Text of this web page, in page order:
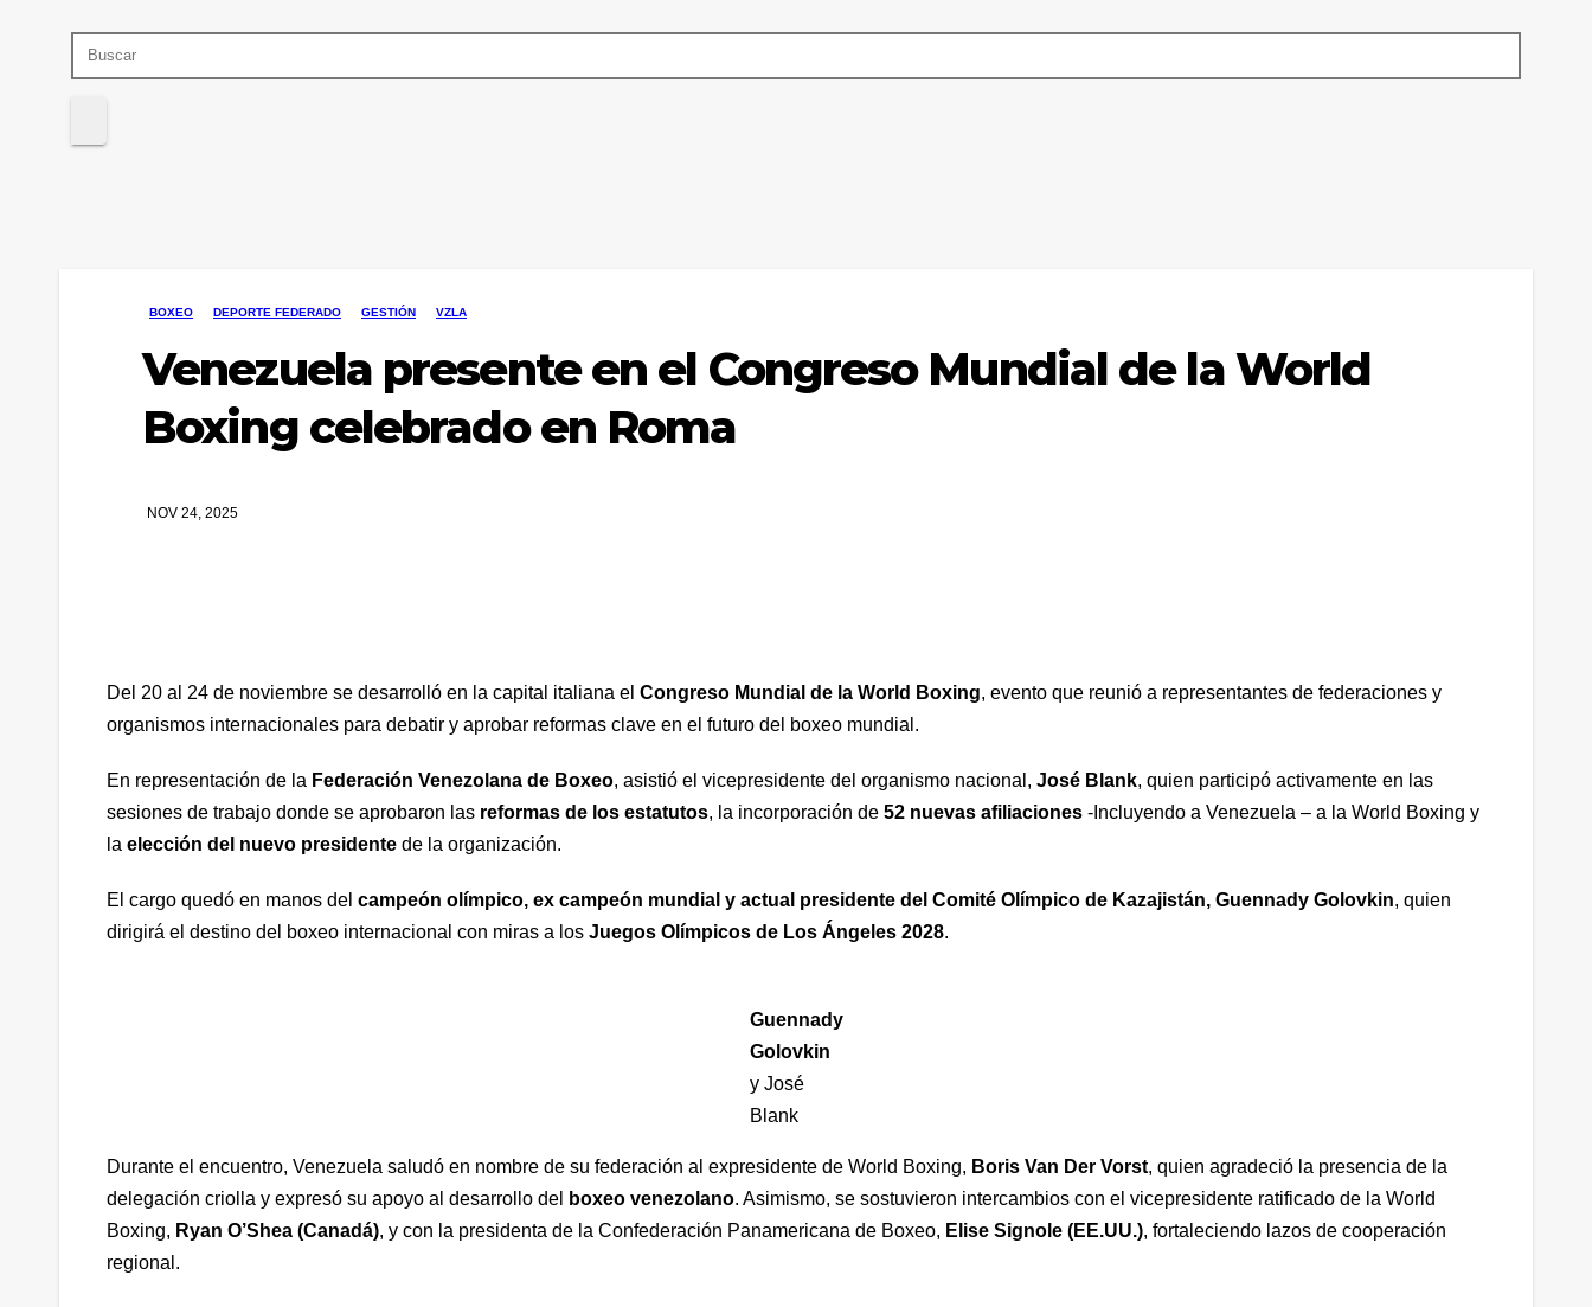
BOXEO DEPORTE FEDERADO GESTIÓN VZLA
Venezuela presente en el Congreso Mundial de la World
Boxing celebrado en Roma
NOV 24, 2025
Del 20 al 24 de noviembre se desarrolló en la capital italiana el Congreso Mundial de la World Boxing, evento que reunió a representantes de federaciones y
organismos internacionales para debatir y aprobar reformas clave en el futuro del boxeo mundial.
En representación de la Federación Venezolana de Boxeo, asistió el vicepresidente del organismo nacional, José Blank, quien participó activamente en las
sesiones de trabajo donde se aprobaron las reformas de los estatutos, la incorporación de 52 nuevas afiliaciones -Incluyendo a Venezuela – a la World Boxing y
la elección del nuevo presidente de la organización.
El cargo quedó en manos del campeón olímpico, ex campeón mundial y actual presidente del Comité Olímpico de Kazajistán, Guennady Golovkin, quien
dirigirá el destino del boxeo internacional con miras a los Juegos Olímpicos de Los Ángeles 2028.
Guennady
Golovkin
y José
Blank
Durante el encuentro, Venezuela saludó en nombre de su federación al expresidente de World Boxing, Boris Van Der Vorst, quien agradeció la presencia de la
delegación criolla y expresó su apoyo al desarrollo del
boxeo venezolano. Asimismo, se sostuvieron intercambios con el vicepresidente ratificado de la World
Boxing, Ryan O’Shea (Canadá), y con la presidenta de la Confederación Panamericana de Boxeo, Elise Signole (EE.UU.), fortaleciendo lazos de cooperación
regional.